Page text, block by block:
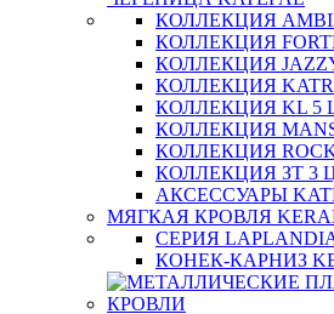
КОЛЛЕКЦИЯ
КОЛЛЕКЦИЯ
КОЛЛЕКЦИЯ
КОЛЛЕКЦИЯ
КОЛЛЕКЦИЯ KL 5
КОЛЛЕКЦИЯ
КОЛЛЕКЦИЯ
КОЛЛЕКЦИЯ ЗТ 3
АКСЕССУАРЫ
МЯГКАЯ КРОВЛЯ
СЕРИЯ
КОНЕК-КАРНИЗ